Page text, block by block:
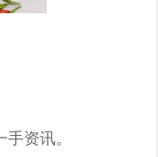
资讯。